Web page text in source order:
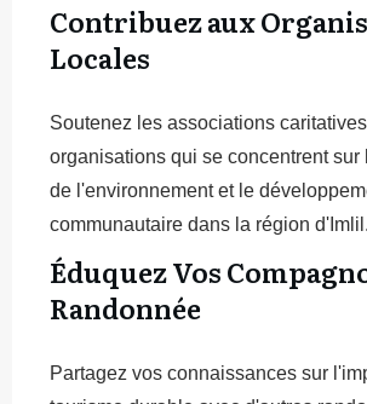
Contribuez aux
Locales
Soutenez les associations
organisations qui se concentrent sur
de l'environnement et le
communautaire dans la région d'Imlil.
Éduquez Vos
Randonnée
Partagez vos connaissances sur